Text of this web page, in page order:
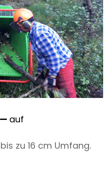
auf
zu 16 cm Umfang.